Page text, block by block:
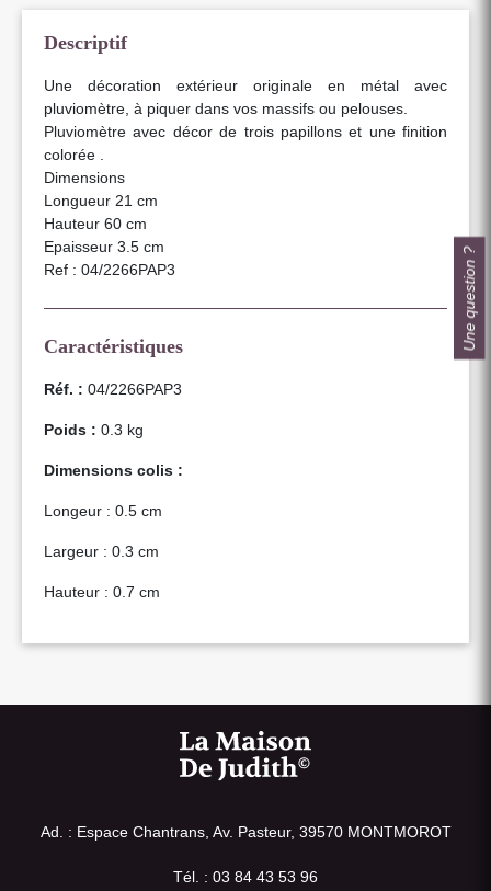
Descriptif
Une décoration extérieur originale en métal avec
pluviomètre, à piquer dans vos massifs ou pelouses.
Pluviomètre avec décor de trois papillons et une finition
colorée .
Dimensions
Longueur 21 cm
Hauteur 60 cm
Epaisseur 3.5 cm
Ref : 04/2266PAP3
Caractéristiques
Réf. : 04/2266PAP3
Poids : 0.3 kg
Dimensions colis :
Longeur : 0.5 cm
Largeur : 0.3 cm
Hauteur : 0.7 cm
Ad. : Espace Chantrans, Av. Pasteur, 39570 MONTMOROT
Tél. : 03 84 43 53 96
Une question ?